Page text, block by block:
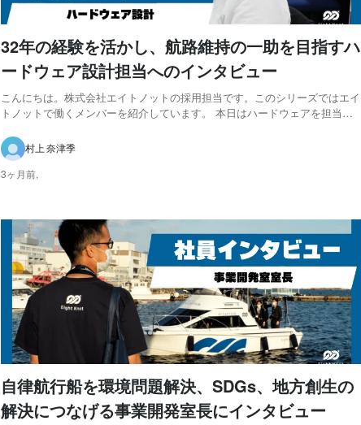
32年の経験を活かし、航路維持の一助を目指すハ
ードウェア設計担当へのインタビュー
こんにちは。株式会社エイトノットの採用担当です。このシリーズではエイ
トノットで働くメンバーを紹介しています。 本日はハードウェアを担当す
トノットへ Q：現在担当している業務内容を教えてください A：主な業務
は、電気回路の設計と使用する電気部...
村上 奈津季
3ヶ月前,
自律航行船を環境問題解決、SDGs、地方創生の
解決につなげる事業開発室長にインタビュー